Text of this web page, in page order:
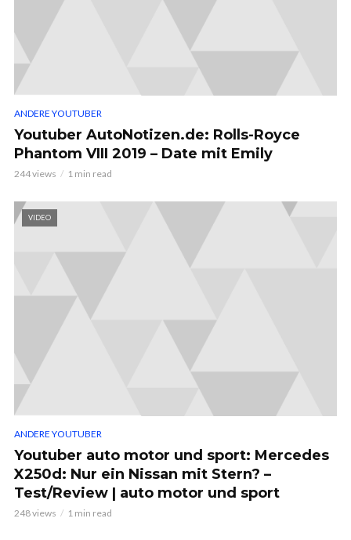
ANDERE YOUTUBER
Youtuber AutoNotizen.de: Rolls-Royce
Phantom VIII 2019 – Date mit Emily
244 views 1 min read
VIDEO
ANDERE YOUTUBER
Youtuber auto motor und sport: Mercedes
X250d: Nur ein Nissan mit Stern? –
Test/Review | auto motor und sport
248 views 1 min read